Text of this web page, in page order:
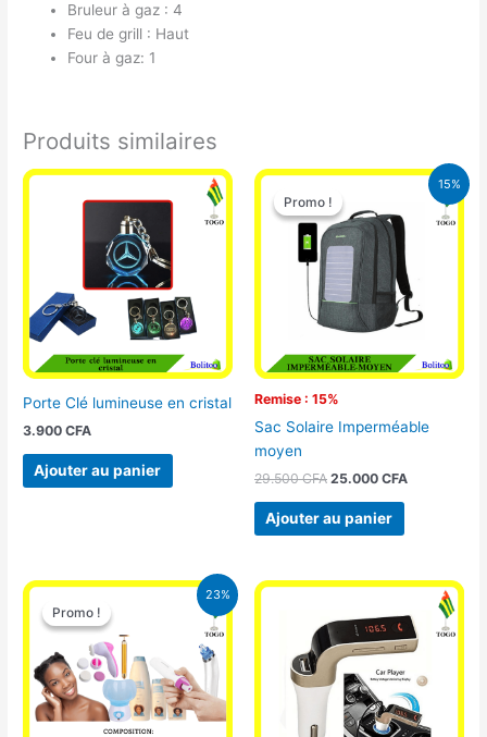
Bruleur à gaz : 4
Feu de grill : Haut
Four à gaz: 1
Produits similaires
Porte Clé lumineuse en cristal
3.900CFA
Ajouter au panier
15%
Promo !
Remise : 15%
Promo !
Sac Solaire Imperméable
moyen
29.500CFA
Le
prix
initial
était :
29.500 CFA.
25.000 CFA
Le
prix
actuel
Ajouter au panier
23%
Promo !
Promo !
Le
prix
initial
était :
65.000 CFA.
Le
prix
actuel
49.900 CFA.